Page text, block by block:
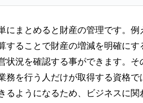
にまとめると財産の管理です。
することで財産の増減を明確に
状況を確認する事ができます。
務を行う人だけが取得する資格
るようになるため、ビジネスに